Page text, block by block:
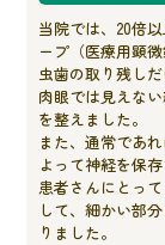
当院では、20倍
ープ（医療用顕
虫歯の取り残し
肉眼では見えな
を整えました。
また、通常であ
よって神経を保
患者さんにとっ
して、細かい部
りました。